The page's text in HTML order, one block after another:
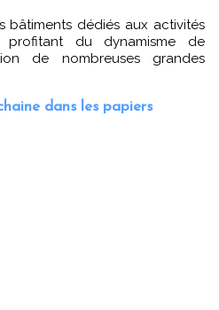
bâtiments dédiés aux activités
profitant du dynamisme de
de nombreuses grandes
dans les papiers